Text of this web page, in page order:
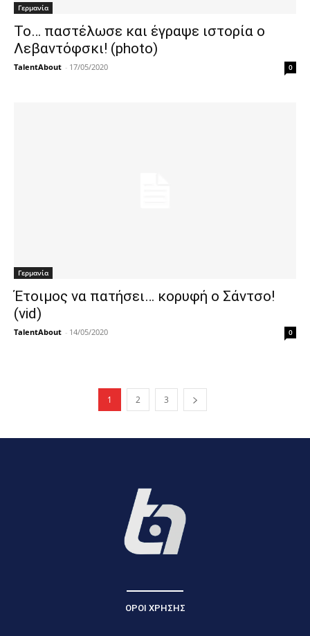
Γερμανία
Το… παστέλωσε και έγραψε ιστορία ο
Λεβαντόφσκι! (photo)
TalentAbout - 17/05/2020 0
Γερμανία
Έτοιμος να πατήσει… κορυφή ο Σάντσο!
(vid)
TalentAbout - 14/05/2020 0
1 2 3
ΟΡΟΙ ΧΡΗΣΗΣ